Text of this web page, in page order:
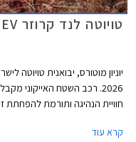
טויוטה לנד קרוזר MHEV מושק בישראל
יוניון מוטורס, יבואנית טויוטה
קרא עוד